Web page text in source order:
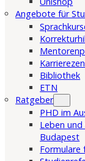
Angebote für
Bibliothek
ETN
Ratgeber
PHD im
Leben und
Budapest
Formulare